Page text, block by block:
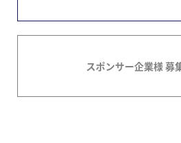
スポンサー企業様 募